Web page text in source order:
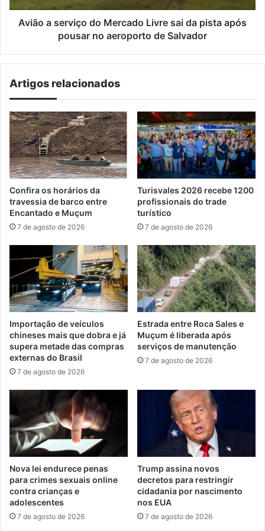
pista
após
Salvador
Avião a serviço do Mercado Livre sai da pista após
pousar no aeroporto de Salvador
Artigos relacionados
Confira os horários da
travessia de barco entre
Encantado e Muçum
7 de agosto de 2026
Turisvales 2026 recebe 1200
profissionais do trade
turístico
7 de agosto de 2026
Importação de veículos
chineses mais que dobra e já
supera metade das compras
externas do Brasil
7 de agosto de 2026
Estrada entre Roca Sales e
Muçum é liberada após
serviços de manutenção
7 de agosto de 2026
Nova lei endurece penas
para crimes sexuais online
contra crianças e
adolescentes
7 de agosto de 2026
Trump assina novos
decretos para restringir
cidadania por nascimento
nos EUA
7 de agosto de 2026